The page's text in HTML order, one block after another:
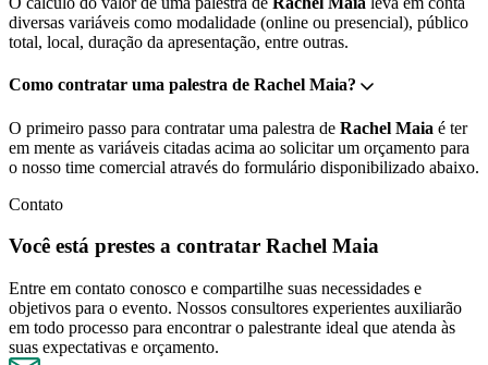
diversas variáveis como modalidade (online ou presencial), público
total, local, duração da apresentação, entre outras.
Como contratar uma palestra de Rachel Maia?
O primeiro passo para contratar uma palestra de Rachel Maia é ter
em mente as variáveis citadas acima ao solicitar um orçamento para
o nosso time comercial através do formulário disponibilizado abaixo.
Contato
Você está prestes a contratar Rachel Maia
Entre em contato conosco e compartilhe suas necessidades e
objetivos para o evento. Nossos consultores experientes auxiliarão
em todo processo para encontrar o palestrante ideal que atenda às
suas expectativas e orçamento.